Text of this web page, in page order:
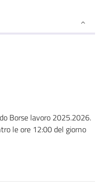
Borse lavoro 2025.2026.
le ore 12:00 del giorno